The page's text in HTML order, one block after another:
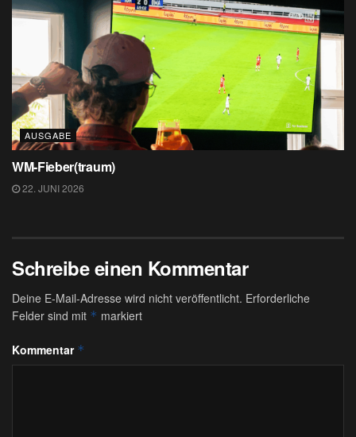
AUSGABE
WM-Fieber(traum)
22. JUNI 2026
Schreibe einen Kommentar
Deine E-Mail-Adresse wird nicht veröffentlicht. Erforderliche
Felder sind mit * markiert
Kommentar *